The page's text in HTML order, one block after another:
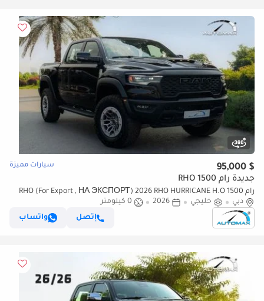
$ 95,000 سيارات مميزة
جديدة رام 1500 RHO
رام 1500 RHO (For Export , НА ЭКСПОРТ) 2026 RHO HURRICANE H.O
3.0TT GCC Без пробега
دبي خليجي 2026
0 كيلومتر
إتصل
واتساب